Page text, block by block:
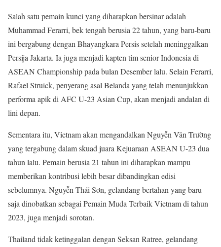
Salah satu pemain kunci yang diharapkan bersinar adalah
Muhammad Ferarri, bek tengah berusia 22 tahun, yang baru-baru
ini bergabung dengan Bhayangkara Persis setelah meninggalkan
Persija Jakarta. Ia juga menjadi kapten tim senior Indonesia di
ASEAN Championship pada bulan Desember lalu. Selain Ferarri,
Rafael Struick, penyerang asal Belanda yang telah menunjukkan
performa apik di AFC U-23 Asian Cup, akan menjadi andalan di
lini depan.
Sementara itu, Vietnam akan mengandalkan Nguyễn Văn Trường
yang tergabung dalam skuad juara Kejuaraan ASEAN U-23 dua
tahun lalu. Pemain berusia 21 tahun ini diharapkan mampu
memberikan kontribusi lebih besar dibandingkan edisi
sebelumnya. Nguyễn Thái Sơn, gelandang bertahan yang baru
saja dinobatkan sebagai Pemain Muda Terbaik Vietnam di tahun
2023, juga menjadi sorotan.
Thailand tidak ketinggalan dengan Seksan Ratree, gelandang